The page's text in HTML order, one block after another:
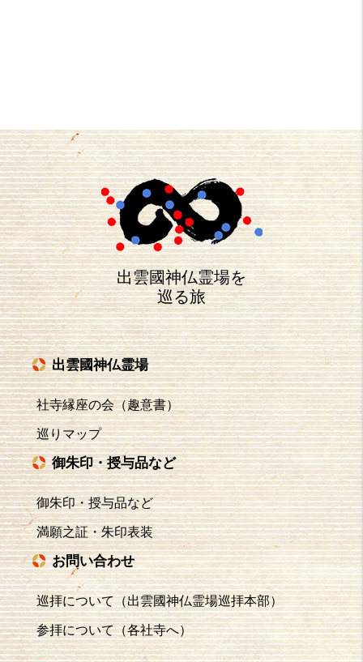
出雲國神仏霊場を
巡る旅
出雲國神仏霊場
社寺縁座の会（趣意書）
巡りマップ
御朱印・授与品など
御朱印・授与品など
満願之証・朱印表装
お問い合わせ
巡拝について（出雲國神仏霊場巡拝本部）
参拝について（各社寺へ）